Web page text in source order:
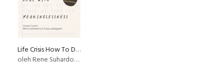
Life Crisis How To Deal With Meaninglessness : Your Ultimate ( Edisi TTD )
oleh Rene Suhardono & Tutus Widayanti